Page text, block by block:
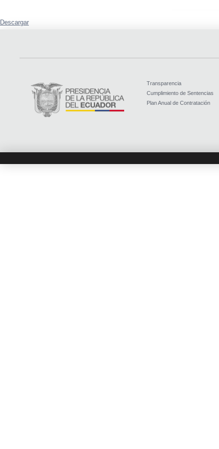
Descargar
Transparencia
Cumplimiento de Sentencias
Plan Anual de Contratación